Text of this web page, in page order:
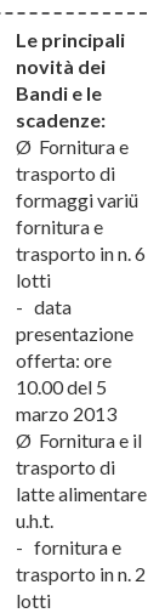
Le principali
novità dei
Bandi e le
scadenze:
Ø Fornitura e
trasporto di
formaggi variü
fornitura e
trasporto in n. 6
lotti
- data
presentazione
offerta: ore
10.00 del 5
marzo 2013
Ø Fornitura e il
trasporto di
latte alimentare
u.h.t.
- fornitura e
trasporto in n. 2
lotti